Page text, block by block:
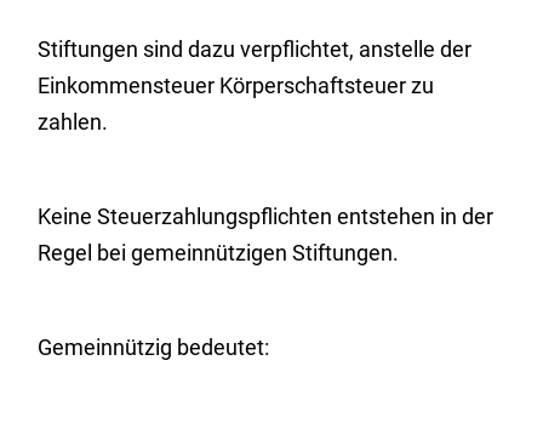
Stiftungen sind dazu verpflichtet, anstelle der
Einkommensteuer Körperschaftsteuer zu
zahlen.
Keine Steuerzahlungspflichten entstehen in der
Regel bei gemeinnützigen Stiftungen.
Gemeinnützig bedeutet: